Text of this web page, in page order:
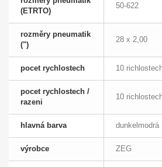
(ETRTO)
50-622
rozměry pneumatik
(")
28 x 2,00
pocet rychlostech 10
pocet rychlostech /
razeni
10
hlavná barva dunkelmodrá
výrobce ZEG